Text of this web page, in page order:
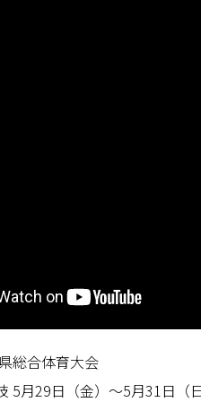
総合体育大会
5月29日（金）〜5月31日（